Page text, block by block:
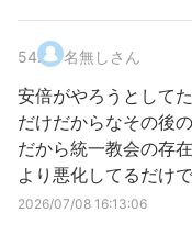
54. 名無しさん
安倍がやろうとして
だけだからなその後
だから統一教会の存
より悪化してるだけ
2026/07/08 16:13:06